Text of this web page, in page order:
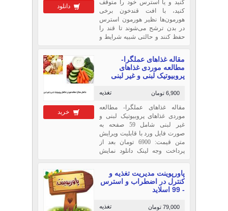
دانلود
کنید و یا استرس خود را متوقف
کنید، با افت قندخون برخی
هورمون‌ها نظیر هورمون استرس
در بدن ترشح می‌شوند تا قند را
حفظ كنند و حالتی شبیه شرایط و
می‌دهد.
خرید
مقاله غذاهای عملگرا-
مطالعه موردی غذاهای
پروبیوتیک لبنی و غیر لبنی
تغذیه 6,900 تومان
مقاله غذاهای عملگرا- مطالعه
موردی غذاهای پروبیوتیک لبنی و
غیر لبنی شامل 59 صفحه به
صورت فایل ورد با قابلیت ویرایش
متن قیمت: 6900 تومان بعد از
پرداخت وجه لینک دانلود نمایش
پاورپوینت مدیریت تغذیه و
کنترل در اضطراب و استرس
- 99 اسلاید
تغذیه 79,000 تومان